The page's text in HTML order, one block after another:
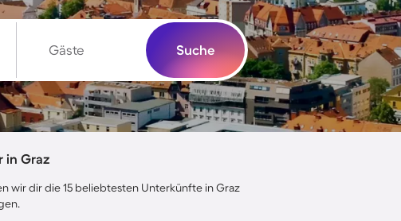
Gäste Suche
in Graz
wir dir die 15 beliebtesten Unterkünfte in Graz